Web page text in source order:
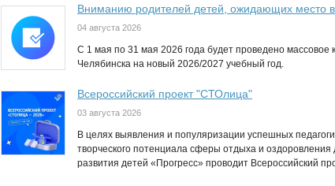
Вниманию родителей детей, ожидающих место в
04 августа 2026
C 1 мая по 31 мая 2026 года будет проведено массовое
Челябинска на новый 2026/2027 учебный год.
Всероссийский проект "СТОлица"
03 августа 2026
В целях выявления и популяризации успешных
творческого потенциала сферы отдыха и
развития детей «Прогресс» проводит Всероссийский